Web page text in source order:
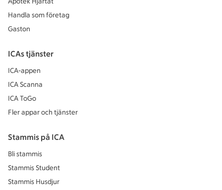
Handla som företag
Gaston
ICAs tjänster
ICA-appen
ICA Scanna
ICA ToGo
Fler appar och tjänster
Stammis på ICA
Bli stammis
Stammis Student
Stammis Husdjur